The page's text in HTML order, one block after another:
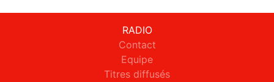
RADIO
Contact
Equipe
Titres diffusés